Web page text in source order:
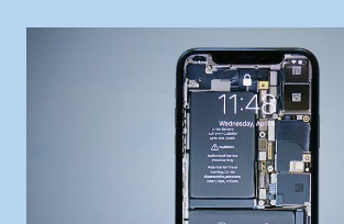
PASSE :
POURQUOI
ADOPTER
UN
GESTIONNAIRE
POUR
PROTÉGER
SES
DONNÉES